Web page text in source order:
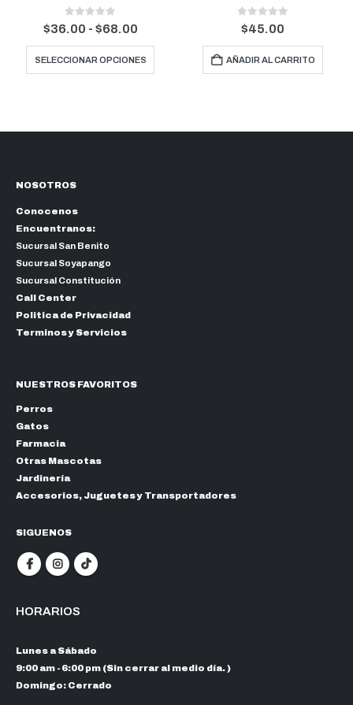
variantes. Las opciones se pueden elegir en la página de producto
0out of 5
$45.00
AÑADIR AL CARRITO
0out of 5
$7.75
AÑADIR AL CARRITO
NOSOTROS
Conocenos
Encuentranos:
Sucursal San Benito
Sucursal Soyapango
Sucursal Constitución
Call Center
Politica de Privacidad
Terminos y Servicios
NUESTROS FAVORITOS
Perros
Gatos
Farmacia
Otras Mascotas
Jardinería
Accesorios, Juguetes y Transportadores
SIGUENOS
HORARIOS
Lunes a Sábado
9:00 am - 6:00 pm (Sin cerrar al medio día. )
Domingo: Cerrado